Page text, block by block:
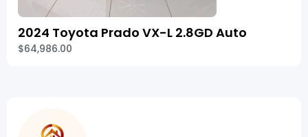
2024 Toyota Prado VX-L 2.8GD Auto
$64,986.00